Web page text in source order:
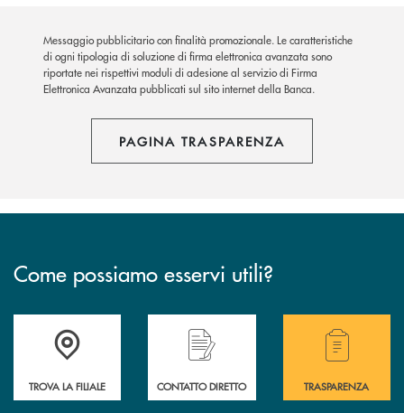
Messaggio pubblicitario con finalità promozionale. Le caratteristiche
di ogni tipologia di soluzione di firma elettronica avanzata sono
riportate nei rispettivi moduli di adesione al servizio di Firma
Elettronica Avanzata pubblicati sul sito internet della Banca.
PAGINA TRASPARENZA
Come possiamo esservi utili?
Accedi all' elenco completo delle filiali .
TROVA LA FILIALE CONTATTO DIRETTO
Hai bisogno di
TRASPARENZA